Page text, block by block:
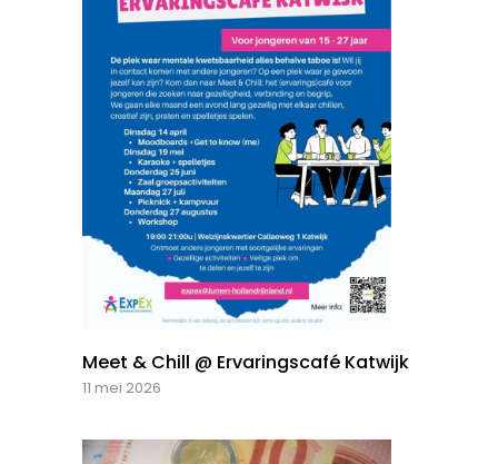
Meet & Chill @ Ervaringscafé Katwijk
11 mei 2026